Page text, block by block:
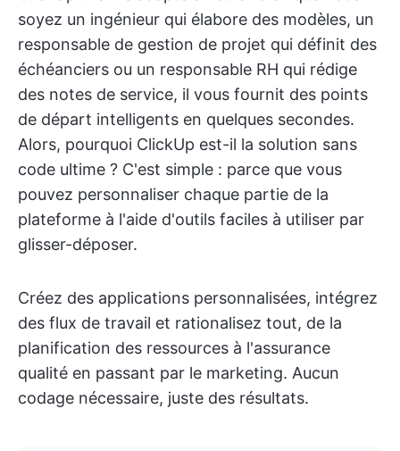
soyez un ingénieur qui élabore des modèles, un
responsable de gestion de projet qui définit des
échéanciers ou un responsable RH qui rédige
des notes de service, il vous fournit des points
de départ intelligents en quelques secondes.
Alors, pourquoi ClickUp est-il la solution sans
code ultime ? C'est simple : parce que vous
pouvez personnaliser chaque partie de la
plateforme à l'aide d'outils faciles à utiliser par
glisser-déposer.
Créez des applications personnalisées, intégrez
des flux de travail et rationalisez tout, de la
planification des ressources à l'assurance
qualité en passant par le marketing. Aucun
codage nécessaire, juste des résultats.